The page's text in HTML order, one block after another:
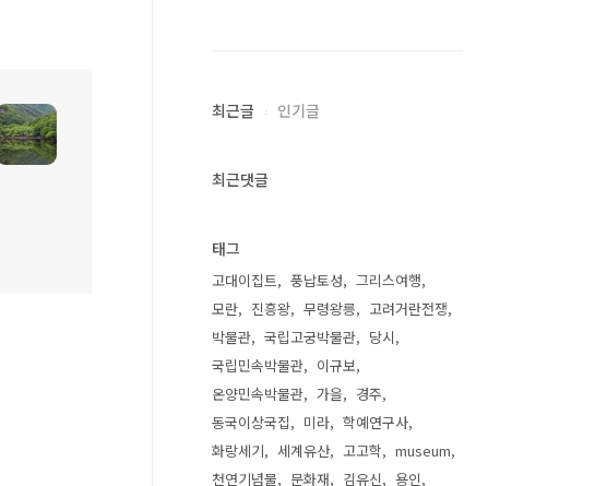
최근글 인기글
최근댓글
태그
고대이집트 풍납토성
그리스여행
모란
진흥왕 무령왕릉
고려거란전쟁
박물관
국립고궁박물관
당시
국립민속박물관
이규보
온양민속박물관
가을
경주
동국이상국집
미라
학예연구사
화랑세기
세계유산 고고학
museum
천연기념물
문화재 김유신 용인